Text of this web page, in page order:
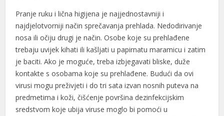
Pranje ruku i lična higijena je najjednostavniji i
najdjelotvorniji način sprečavanja prehlada. Nedodirivanje
nosa ili očiju drugi je način. Osobe koje su prehlađene
trebaju uvijek kihati ili kašljati u papirnatu maramicu i zatim
je baciti. Ako je moguće, treba izbjegavati bliske, duže
kontakte s osobama koje su prehlađene. Budući da ovi
virusi mogu preživjeti i do tri sata izvan nosnih puteva na
predmetima i koži, čišćenje površina dezinfekcijskim
sredstvom koje ubija viruse moglo bi pomoći u